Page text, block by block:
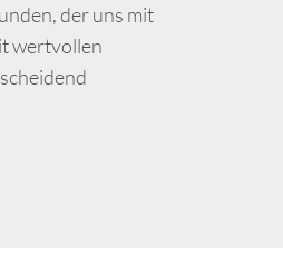
der uns mit
wertvollen